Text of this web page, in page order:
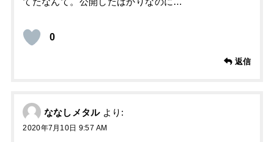
0
返信
ななしメタル より:
2020年7月10日 9:57 AM